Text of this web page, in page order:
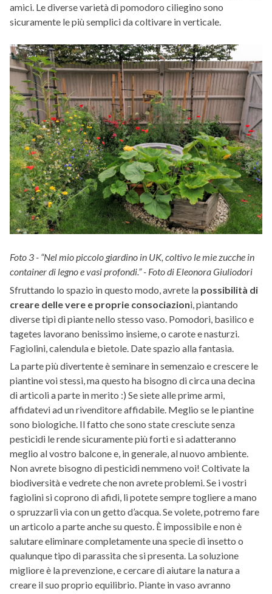
amici. Le diverse varietà di pomodoro ciliegino sono
sicuramente le più semplici da coltivare in verticale.
Foto 3 - “Nel mio piccolo giardino in UK, coltivo le mie zucche in
container di legno e vasi profondi.” - Foto di Eleonora Giuliodori
Sfruttando lo spazio in questo modo, avrete la possibilità di
creare delle vere e proprie consociazioni, piantando
diverse tipi di piante nello stesso vaso. Pomodori, basilico e
tagetes lavorano benissimo insieme, o carote e nasturzi.
Fagiolini, calendula e bietole. Date spazio alla fantasia.
La parte più divertente è seminare in semenzaio e crescere le
piantine voi stessi, ma questo ha bisogno di circa una decina
di articoli a parte in merito :) Se siete alle prime armi,
affidatevi ad un rivenditore affidabile. Meglio se le piantine
sono biologiche. Il fatto che sono state cresciute senza
pesticidi le rende sicuramente più forti e si adatteranno
meglio al vostro balcone e, in generale, al nuovo ambiente.
Non avrete bisogno di pesticidi nemmeno voi! Coltivate la
biodiversità e vedrete che non avrete problemi. Se i vostri
fagiolini si coprono di afidi, li potete sempre togliere a mano
o spruzzarli via con un getto d’acqua. Se volete, potremo fare
un articolo a parte anche su questo. È impossibile e non è
salutare eliminare completamente una specie di insetto o
qualunque tipo di parassita che si presenta. La soluzione
migliore è la prevenzione, e cercare di aiutare la natura a
creare il suo proprio equilibrio. Piante in vaso avranno